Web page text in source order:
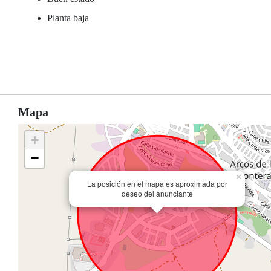
Planta baja
Mapa
La posición en el mapa es aproximada por
deseo del anunciante
×
+
−